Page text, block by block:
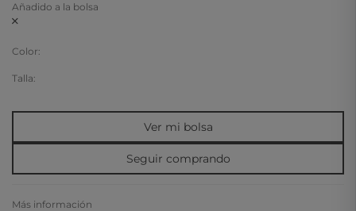
Añadido a la bolsa
Color:
Talla:
Ver mi bolsa
Seguir comprando
Más información